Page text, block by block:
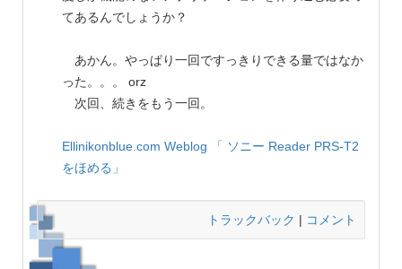
てあるんでしょうか？
あかん。やっぱり一回ですっきりできる量ではなか
った。。。 orz
次回、続きをもう一回。
Ellinikonblue.com Weblog
「 ソニー Reader PRS-T2
をほめる」
トラックバック | コメント